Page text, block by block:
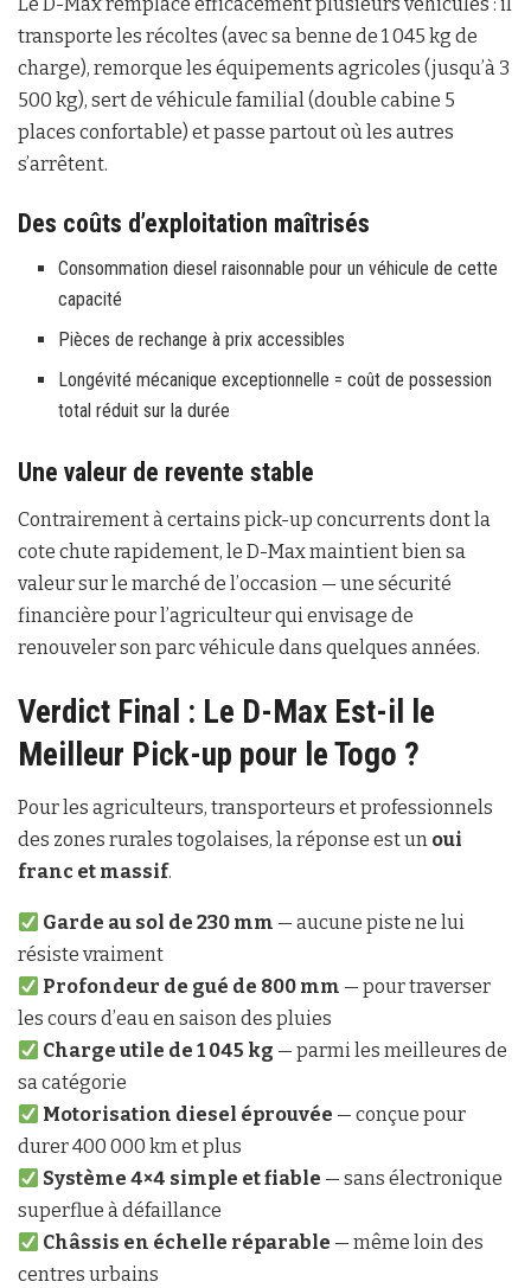
transporte les récoltes (avec sa benne de 1 045 kg de
charge), remorque les équipements agricoles (jusqu’à 3
500 kg), sert de véhicule familial (double cabine 5
places confortable) et passe partout où les autres
s’arrêtent.
Des coûts d’exploitation maîtrisés
Consommation diesel raisonnable pour un véhicule de cette
capacité
Pièces de rechange à prix accessibles
Longévité mécanique exceptionnelle = coût de possession
total réduit sur la durée
Une valeur de revente stable
Contrairement à certains pick-up concurrents dont la
cote chute rapidement, le D-Max maintient bien sa
valeur sur le marché de l’occasion — une sécurité
financière pour l’agriculteur qui envisage de
renouveler son parc véhicule dans quelques années.
Verdict Final : Le D-Max Est-il le
Meilleur Pick-up pour le Togo ?
Pour les agriculteurs, transporteurs et professionnels
des zones rurales togolaises, la réponse est un oui
franc et massif.
Garde au sol de 230 mm — aucune piste ne lui
résiste vraiment
Profondeur de gué de 800 mm — pour traverser
les cours d’eau en saison des pluies
Charge utile de 1 045 kg — parmi les meilleures de
sa catégorie
Motorisation diesel éprouvée — conçue pour
durer 400 000 km et plus
Système 4×4 simple et fiable — sans électronique
superflue à défaillance
Châssis en échelle réparable — même loin des
centres urbains